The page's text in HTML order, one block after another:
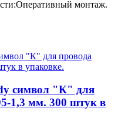
монтаж.
символ "К" для
1,3 мм. 300 штук в